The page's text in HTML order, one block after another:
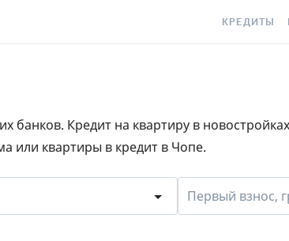
КРЕДИТЫ
КРЕДИТ
ИСТОРИЕЙ
банков. Кредит на квартиру в
или квартиры в кредит в Чопе.
Первый взнос,